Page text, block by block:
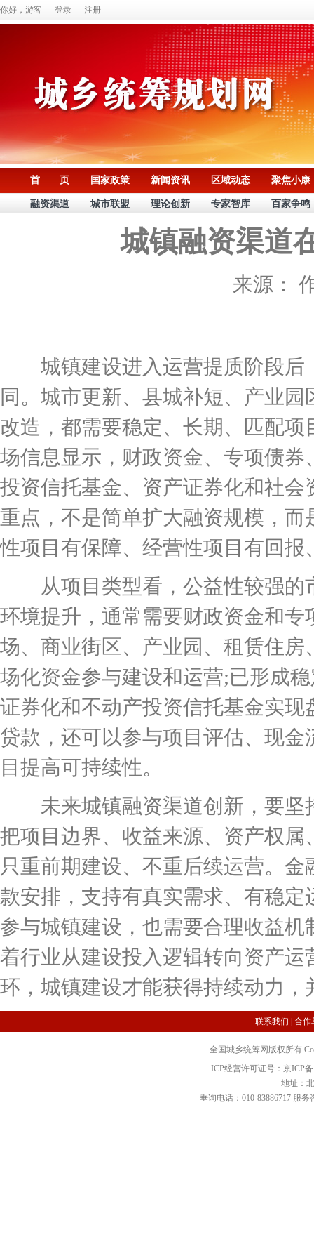
你好，游客 登录 注册
首 页 国家政策 新闻资讯 区域动态 聚焦小康
融资渠道 城市联盟 理论创新 专家智库 百家争鸣
城镇融资渠道
来源：
城镇建设进入运营提质阶段后
同。城市更新、县城补短、产业
改造，都需要稳定、长期、匹配
场信息显示，财政资金、专项债
投资信托基金、资产证券化和社
重点，不是简单扩大融资规模，
性项目有保障、经营性项目有回报
从项目类型看，公益性较强的
环境提升，通常需要财政资金和
场、商业街区、产业园、租赁住
场化资金参与建设和运营;已形成
证券化和不动产投资信托基金实
贷款，还可以参与项目评估、现
目提高可持续性。
未来城镇融资渠道创新，要坚
把项目边界、收益来源、资产权
只重前期建设、不重后续运营。
款安排，支持有真实需求、有稳
参与城镇建设，也需要合理收益
着行业从建设投入逻辑转向资产
环，城镇建设才能获得持续动力
联系我们 合作
全国城乡统筹网版权所有
ICP经营许可证号：京ICP备
地址：
垂询电话：010-83886717 服务